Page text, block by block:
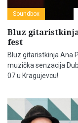
Soundbox
Bluz
fest
Bluz gitaristkinja Ana
muzička senzacija
07 u Kragujevcu!